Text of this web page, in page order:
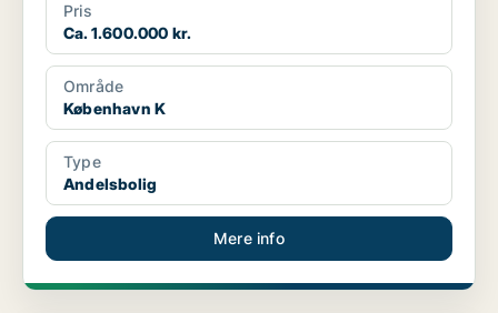
Pris
Ca. 1.600.000 kr.
Område
København K
Type
Andelsbolig
Mere info